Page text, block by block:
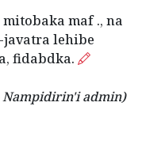
maf ., na
lehibe
fidabdka.
Nampidirin'i admin)